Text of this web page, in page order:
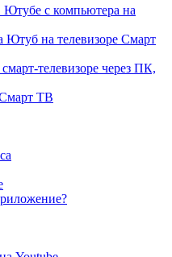
Ютубе с компьютера на
Ютуб на телевизоре Смарт
телевизоре через ПК,
ТВ